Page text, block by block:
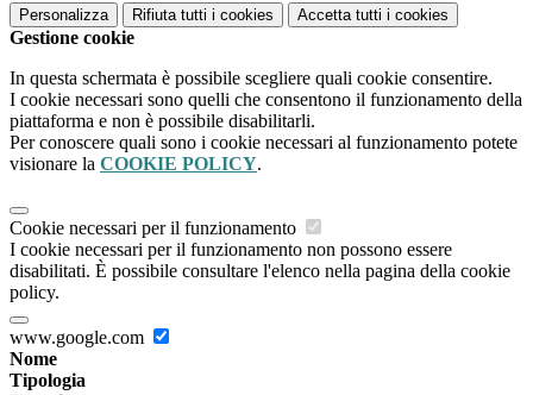
Personalizza Rifiuta tutti i cookies Accetta tutti i cookies
Gestione cookie
In questa schermata è possibile scegliere quali cookie consentire.
I cookie necessari sono quelli che consentono il funzionamento della
piattaforma e non è possibile disabilitarli.
Per conoscere quali sono i cookie necessari al funzionamento potete
visionare la COOKIE POLICY.
Cookie necessari per il funzionamento
I cookie necessari per il funzionamento non possono essere
disabilitati. È possibile consultare l'elenco nella pagina della cookie
policy.
www.google.com
Nome
Tipologia